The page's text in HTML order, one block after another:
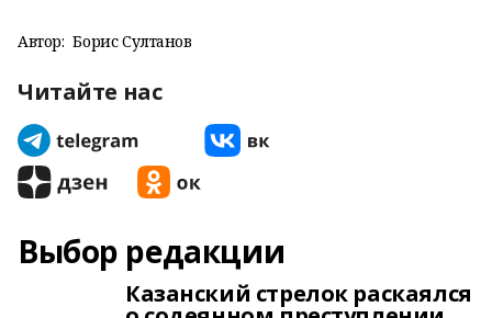
Автор: Борис Султанов
Читайте нас
Выбор редакции
Казанский стрелок раскаялся